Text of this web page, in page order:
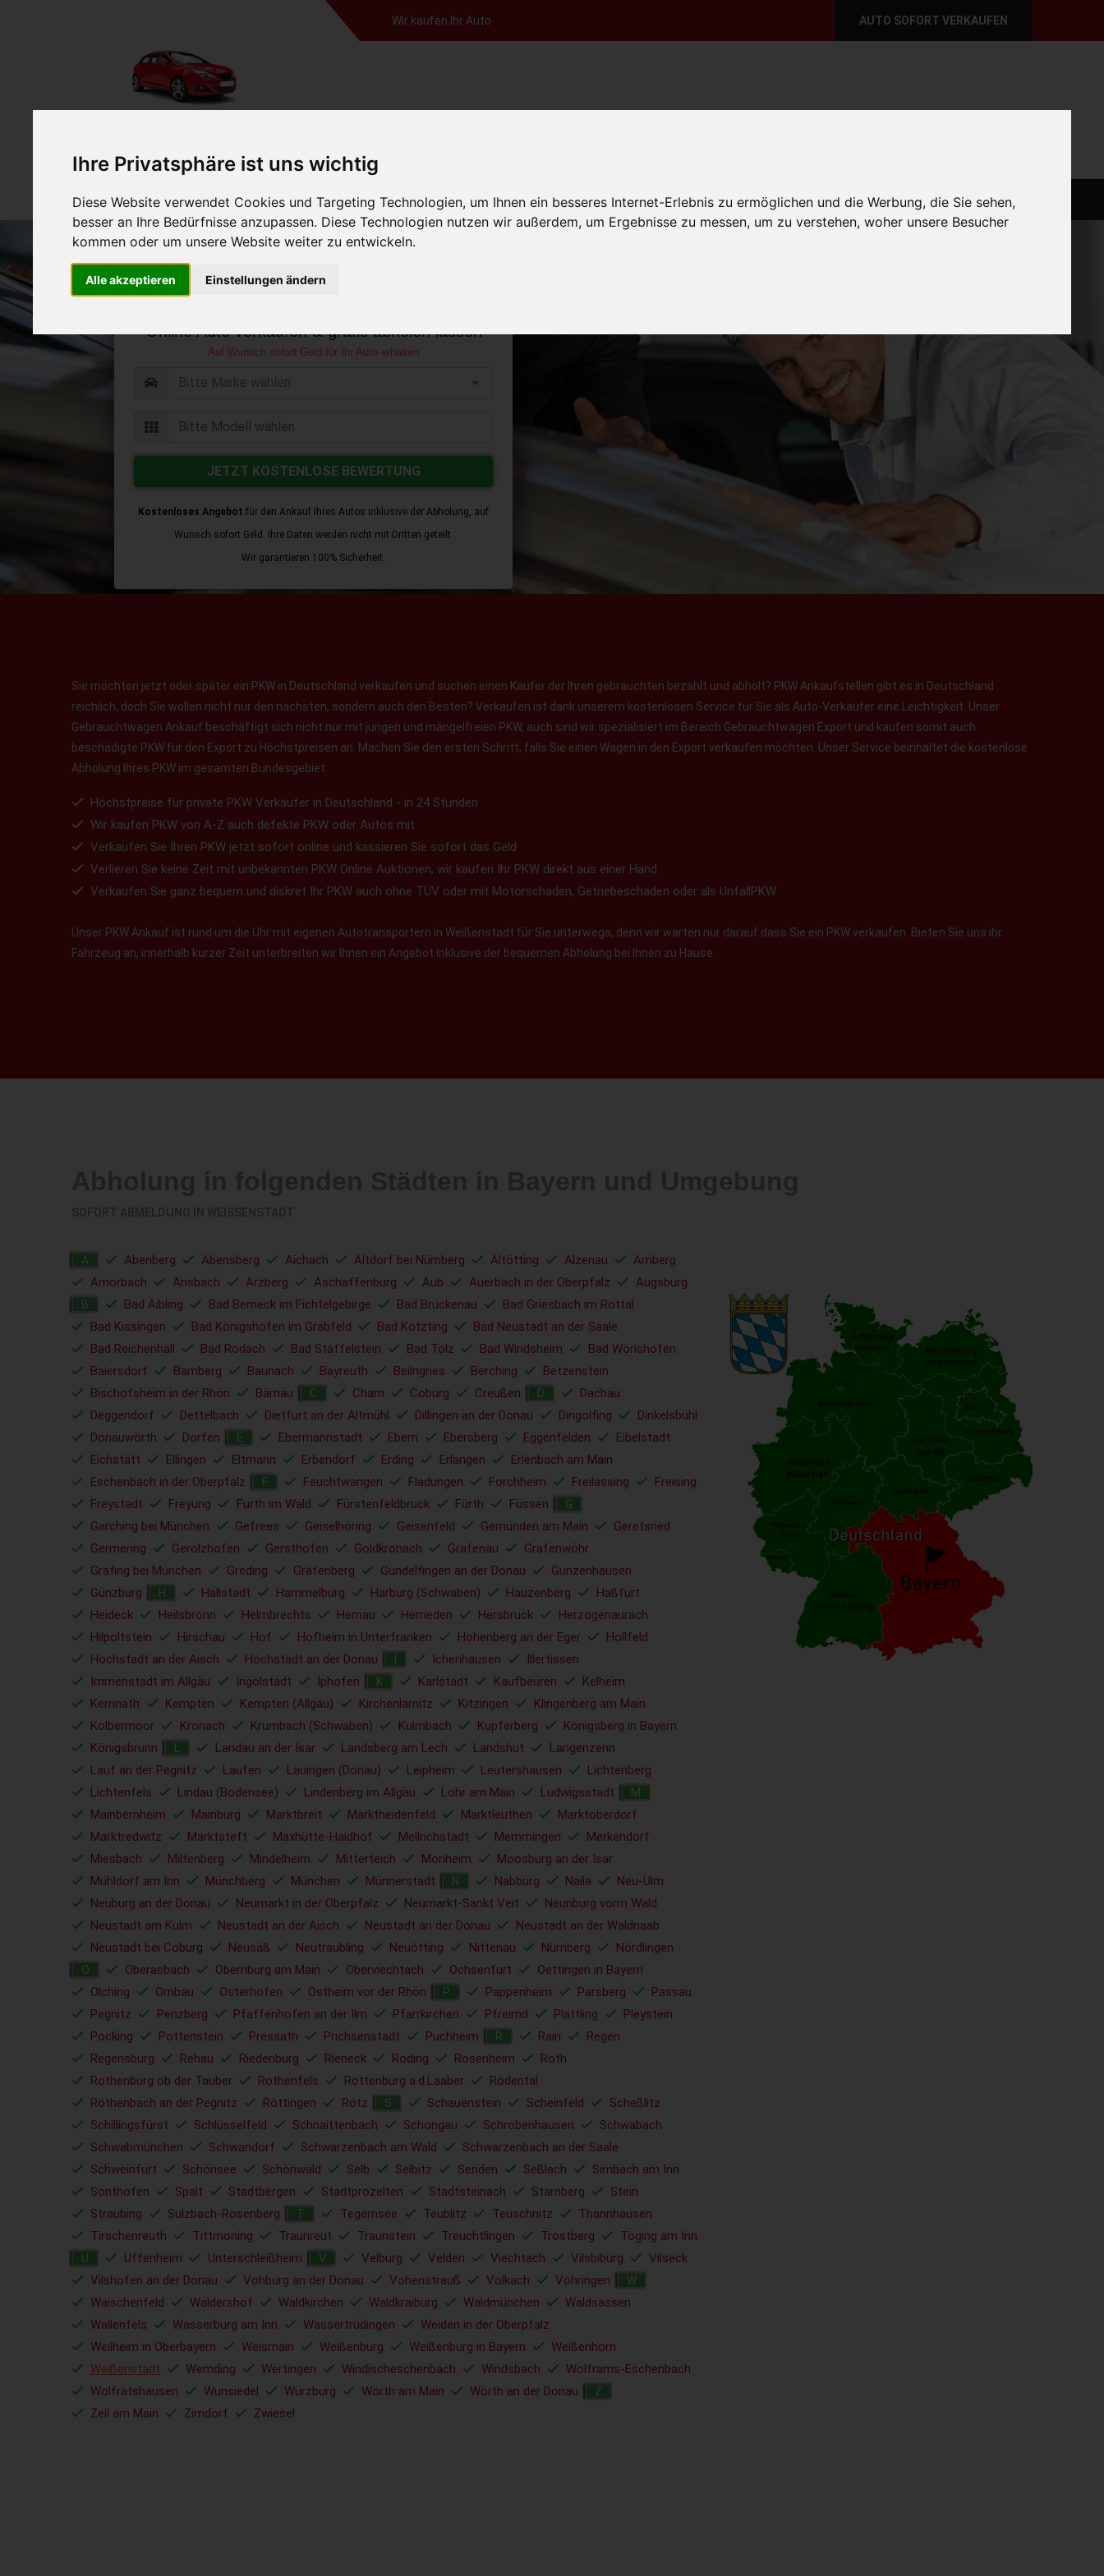
Ihre Privatsphäre ist uns wichtig
Diese Website verwendet Cookies und Targeting Technologien, um Ihnen ein besseres Internet-Erlebnis zu ermöglichen und die Werbung, die Sie sehen,
besser an Ihre Bedürfnisse anzupassen. Diese Technologien nutzen wir außerdem, um Ergebnisse zu messen, um zu verstehen, woher unsere Besucher
kommen oder um unsere Website weiter zu entwickeln.
Alle akzeptieren Einstellungen ändern
Wir kaufen Ihr Auto AUTO SOFORT VERKAUFEN
HOME KONTAKT ÜBER UNS AUTO VERKAUFEN EUROPAWEIT AUTO VERKAUFEN
Auto verkaufen in Weißenstadt Bayern
Online Auto verkaufen & gratis abholen lassen
Auf Wunsch sofort Geld für Ihr Auto erhalten
JETZT KOSTENLOSE BEWERTUNG
Kostenloses Angebot für den Ankauf Ihres Autos inklusive der Abholung, auf
Wunsch sofort Geld. Ihre Daten werden nicht mit Dritten geteilt.
Wir garantieren 100% Sicherheit.
Sie möchten jetzt oder später ein PKW in Deutschland verkaufen und suchen einen Käufer der Ihren gebrauchten bezahlt und abholt? PKW Ankaufstellen gibt es in Deutschland
reichlich, doch Sie wollen nicht nur den nächsten, sondern auch den Besten? Verkaufen ist dank unserem kostenlosen Service für Sie als Auto-Verkäufer eine Leichtigkeit. Unser
Gebrauchtwagen Ankauf beschäftigt sich nicht nur mit jungen und mängelfreien PKW, auch sind wir spezialisiert im Bereich Gebrauchtwagen Export und kaufen somit auch
beschädigte PKW für den Export zu Höchstpreisen an. Machen Sie den ersten Schritt, falls Sie einen Wagen in den Export verkaufen möchten. Unser Service beinhaltet die kostenlose
Abholung Ihres PKW im gesamten Bundesgebiet.
Höchstpreise für private PKW Verkäufer in Deutschland - in 24 Stunden
Wir kaufen PKW von A-Z auch defekte PKW oder Autos mit
Verkaufen Sie Ihren PKW jetzt sofort online und kassieren Sie sofort das Geld
Verlieren Sie keine Zeit mit unbekannten PKW Online Auktionen, wir kaufen Ihr PKW direkt aus einer Hand
Verkaufen Sie ganz bequem und diskret Ihr PKW auch ohne TÜV oder mit Motorschaden, Getriebeschaden oder als UnfallPKW
Unser PKW Ankauf ist rund um die Uhr mit eigenen Autotransportern in Weißenstadt für Sie unterwegs, denn wir warten nur darauf dass Sie ein PKW verkaufen. Bieten Sie uns ihr
Fahrzeug an, innerhalb kurzer Zeit unterbreiten wir Ihnen ein Angebot inklusive der bequemen Abholung bei Ihnen zu Hause.
A Abenberg Abensberg Aichach Altdorf bei Nürnberg Altötting Alzenau
Amberg
Amorbach
Ansbach Arzberg Aschaffenburg Aub Auerbach in der Oberpfalz Augsburg
B Bad Aibling Bad Berneck im Fichtelgebirge Bad Brückenau
Bad Griesbach im Rottal
Bad Kissingen
Bad Königshofen im Grabfeld Bad Kötzting
Bad Neustadt an der Saale
Bad Reichenhall
Bad Rodach Bad Staffelstein Bad Tölz Bad Windsheim
Bad Wörishofen
Baiersdorf
Bamberg Baunach Bayreuth Beilngries Berching
Betzenstein
Bischofsheim in der Rhön
Bärnau C Cham Coburg Creußen D
Dachau
Deggendorf
Dettelbach Dietfurt an der Altmühl Dillingen an der Donau Dingolfing
Dinkelsbühl
Donauwörth
Dorfen E Ebermannstadt Ebern Ebersberg Eggenfelden
Eibelstadt
Eichstätt
Ellingen Eltmann Erbendorf Erding Erlangen
Erlenbach am Main
Eschenbach in der Oberpfalz
F Feuchtwangen Fladungen Forchheim Freilassing
Freising
Freystadt
Freyung Furth im Wald Fürstenfeldbruck Fürth Füssen G
Garching bei München Gefrees Geiselhöring Geisenfeld Gemünden am Main
Geretsried
Germering
Gerolzhofen Gersthofen Goldkronach Grafenau
Grafenwöhr
Grafing bei München
Greding Gräfenberg Gundelfingen an der Donau
Gunzenhausen
Günzburg
H Hallstadt Hammelburg Harburg (Schwaben) Hauzenberg
Haßfurt
Heideck
Heilsbronn Helmbrechts Hemau Herrieden Hersbruck
Herzogenaurach
Hilpoltstein
Hirschau Hof Hofheim in Unterfranken Hohenberg an der Eger
Hollfeld
Höchstadt an der Aisch
Höchstädt an der Donau Ichenhausen
Illertissen
Immenstadt im Allgäu
Ingolstadt Iphofen K Karlstadt Kaufbeuren
Kelheim
Kemnath
Kempten Kempten (Allgäu) Kirchenlamitz Kitzingen
Klingenberg am Main
Kolbermoor
Kronach Krumbach (Schwaben) Kulmbach Kupferberg
Königsberg in Bayern
Königsbrunn
Landau an der Isar Landsberg am Lech Landshut
Langenzenn
Lauf an der Pegnitz
Laufen Lauingen (Donau) Leipheim Leutershausen
Lichtenberg
Lichtenfels
Lindau (Bodensee) Lindenberg im Allgäu Lohr am Main Ludwigsstadt M
Mainbernheim Mainburg Marktbreit Marktheidenfeld Marktleuthen
Marktoberdorf
Marktredwitz
Marktsteft Maxhütte-Haidhof Mellrichstadt Memmingen
Merkendorf
Miesbach
Miltenberg Mindelheim Mitterteich Monheim
Moosburg an der Isar
Mühldorf am Inn
Münchberg München Münnerstadt N Nabburg Naila
Neu-Ulm
Neuburg an der Donau
Neumarkt in der Oberpfalz Neumarkt-Sankt Veit
Neunburg vorm Wald
Neustadt am Kulm
Neustadt an der Aisch Neustadt an der Donau
Neustadt an der Waldnaab
Neustadt bei Coburg
Neusäß Neutraubling Neuötting Nittenau Nürnberg Nördlingen
O Oberasbach Obernburg am Main Oberviechtach Ochsenfurt
Oettingen in Bayern
Olching
Ornbau Osterhofen Ostheim vor der Rhön P Pappenheim Parsberg
Passau
Pegnitz
Penzberg Pfaffenhofen an der Ilm Pfarrkirchen Pfreimd Plattling
Pleystein
Pocking
Pottenstein Pressath Prichsenstadt Puchheim R Rain
Regen
Regensburg
Rehau Riedenburg Rieneck Roding Rosenheim
Roth
Rothenburg ob der Tauber
Rothenfels Rottenburg a.d.Laaber
Rödental
Röthenbach an der Pegnitz
Röttingen Rötz S Schauenstein Scheinfeld
Scheßlitz
Schillingsfürst
Schlüsselfeld Schnaittenbach Schongau Schrobenhausen
Schwabach
Schwabmünchen
Schwandorf Schwarzenbach am Wald
Schwarzenbach an der Saale
Schweinfurt
Schönsee Schönwald Selb Selbitz Senden Seßlach
Simbach am Inn
Sonthofen
Spalt Stadtbergen Stadtprozelten Stadtsteinach Starnberg
Stein
Straubing
Sulzbach-Rosenberg T Tegernsee Teublitz Teuschnitz
Thannhausen
Tirschenreuth
Tittmoning Traunreut Traunstein Treuchtlingen Trostberg Töging am Inn
U Uffenheim Unterschleißheim V Velburg Velden Viechtach Vilsbiburg
Vilseck
Vilshofen an der Donau
Vohburg an der Donau Vohenstrauß Volkach Vöhringen W
Waischenfeld Waldershof Waldkirchen Waldkraiburg Waldmünchen
Waldsassen
Wallenfels
Wasserburg am Inn Wassertrüdingen
Weiden in der Oberpfalz
Weilheim in Oberbayern
Weismain Weißenburg Weißenburg in Bayern
Weißenhorn
Weißenstadt
Wemding Wertingen Windischeschenbach Windsbach
Wolframs-Eschenbach
Wolfratshausen
Wunsiedel Würzburg Wörth am Main Wörth an der Donau Z
Zeil am Main Zirndorf Zwiesel